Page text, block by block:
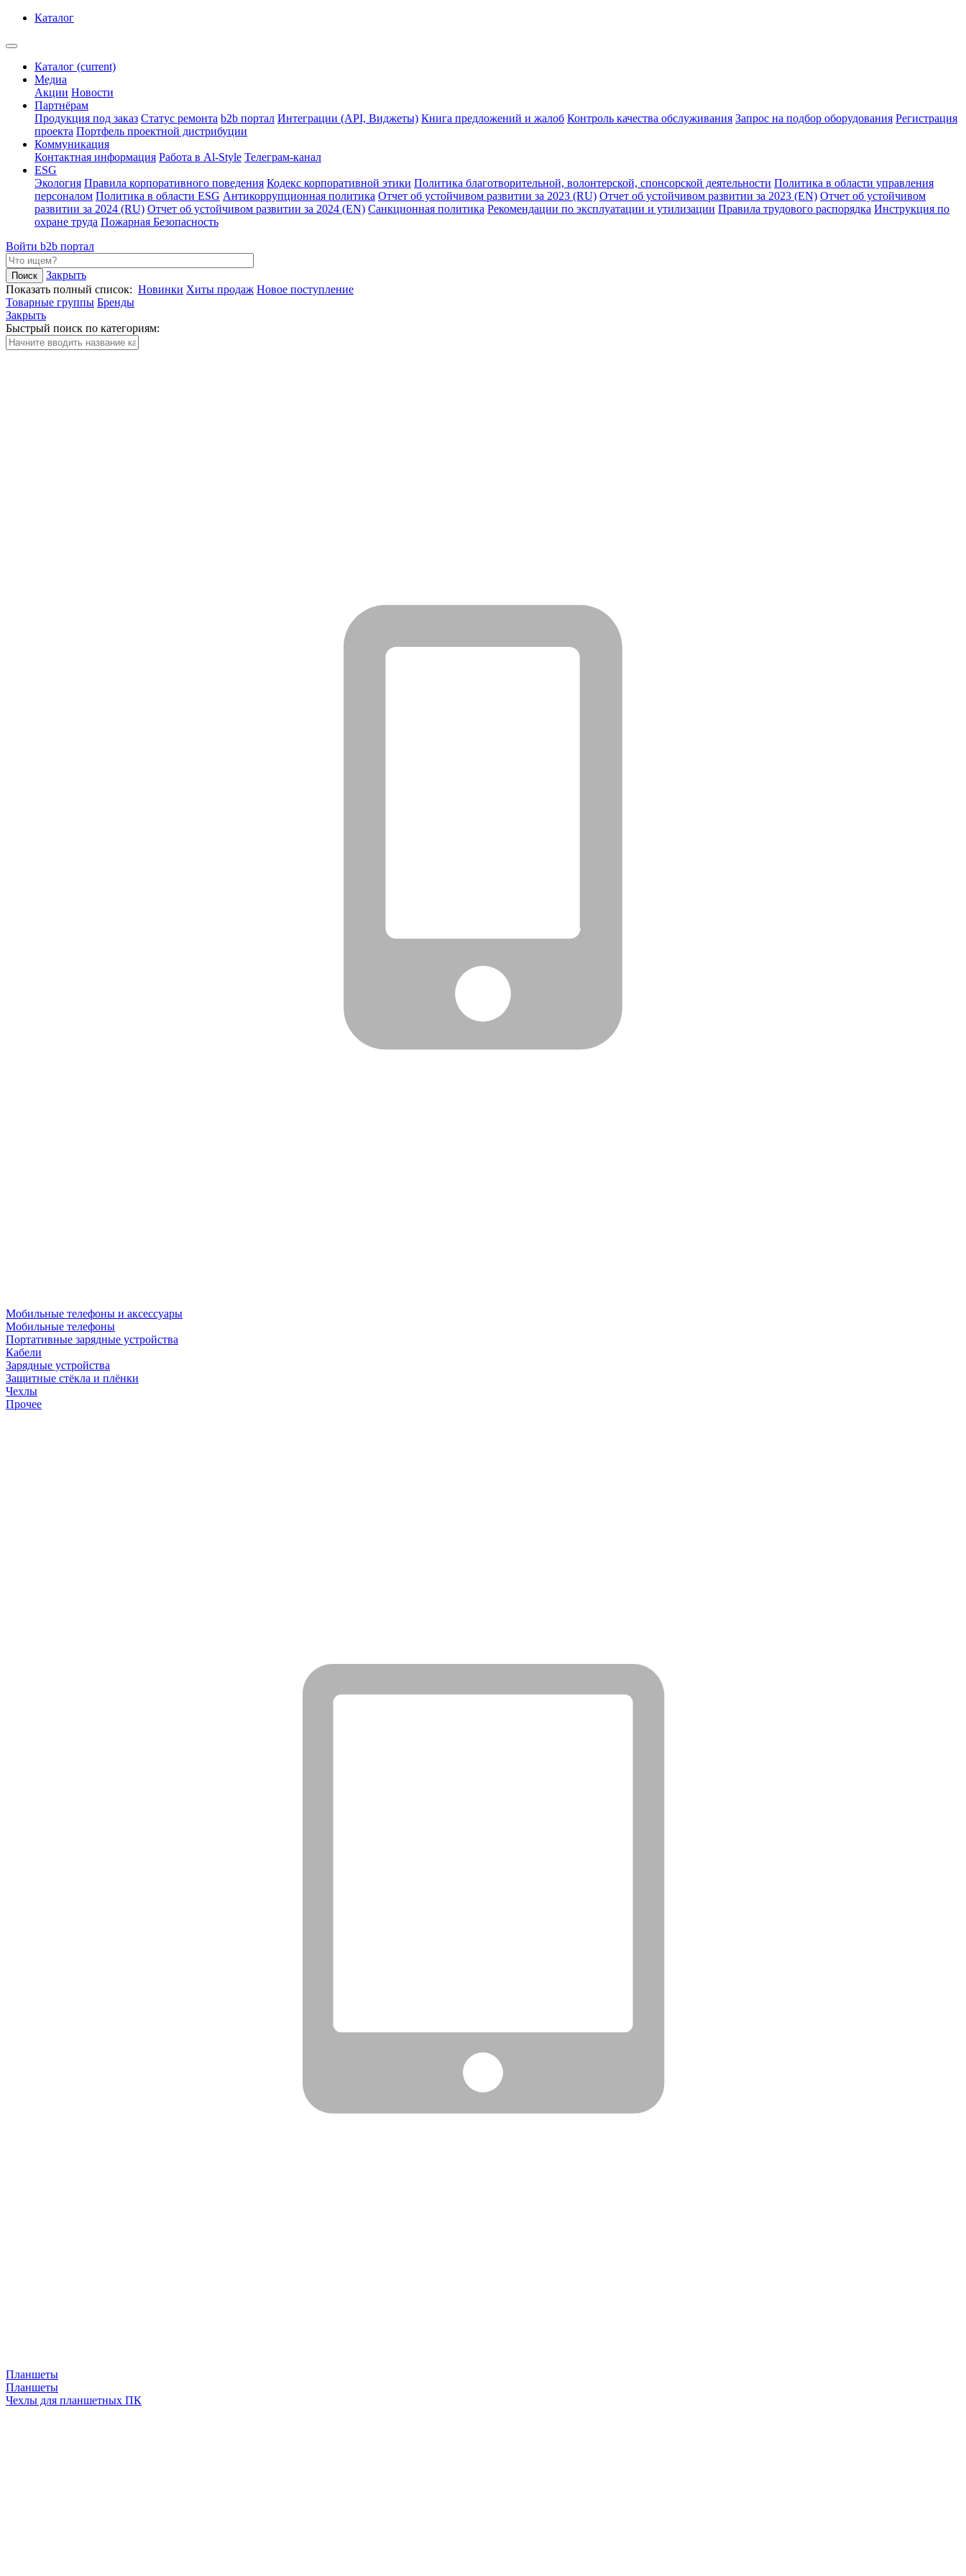
Каталог
Каталог (current)
Медиа
Акции Новости
Партнёрам
Продукция под заказ Статус ремонта b2b портал Интеграции (API, Виджеты) Книга предложений и жалоб Контроль качества обслуживания Запрос на подбор оборудования Регистрация
проекта Портфель проектной дистрибуции
Коммуникация
Контактная информация Работа в Al-Style Телеграм-канал
ESG
Экология Правила корпоративного поведения Кодекс корпоративной этики Политика благотворительной, волонтерской, спонсорской деятельности Политика в области управления
персоналом Политика в области ESG Антикоррупционная политика Отчет об устойчивом развитии за 2023 (RU) Отчет об устойчивом развитии за 2023 (EN) Отчет об устойчивом
развитии за 2024 (RU) Отчет об устойчивом развитии за 2024 (EN) Санкционная политика Рекомендации по эксплуатации и утилизации Правила трудового распорядка Инструкция по
охране труда Пожарная Безопасность
Войти b2b портал
Закрыть
Показать полный список: Новинки Хиты продаж Новое поступление
Товарные группы Бренды
Закрыть
Быстрый поиск по категориям:
Мобильные телефоны и аксессуары
Мобильные телефоны
Портативные зарядные устройства
Кабели
Зарядные устройства
Защитные стёкла и плёнки
Чехлы
Прочее
Планшеты
Планшеты
Чехлы для планшетных ПК